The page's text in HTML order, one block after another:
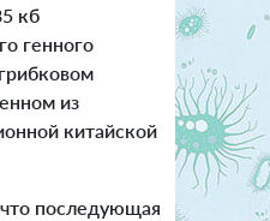
кб
генного
из
китайской
последующая